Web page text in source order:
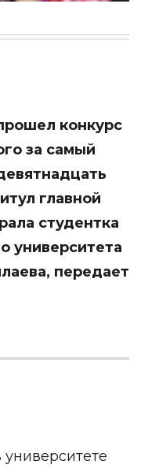
конкурс
за самый
главной
студентка
университета
передает
университете